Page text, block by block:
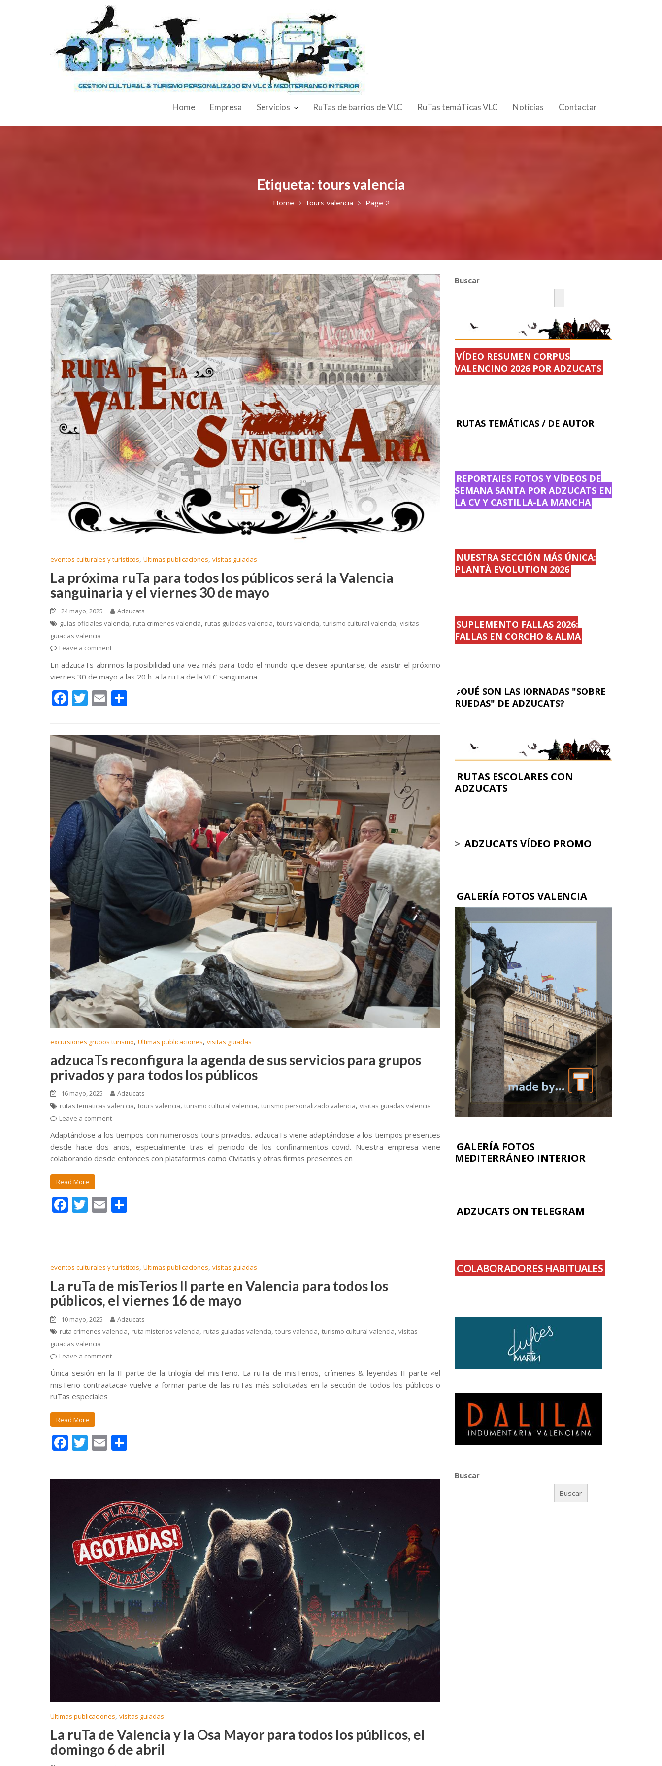
Home Empresa Servicios RuTas de barrios de VLC RuTas temáTicas VLC Noticias Contactar
Etiqueta: tours valencia
Home tours valencia Page 2
eventos culturales y turisticos, Ultimas publicaciones, visitas guiadas
La próxima ruTa para todos los públicos será la Valencia
sanguinaria y el viernes 30 de mayo
24 mayo, 2025
Adzucats
guias oficiales valencia, ruta crimenes valencia, rutas guiadas valencia, tours valencia, turismo cultural valencia, visitas
guiadas valencia
Leave a comment
En adzucaTs abrimos la posibilidad una vez más para todo el mundo que desee apuntarse, de asistir el próximo
viernes 30 de mayo a las 20 h. a la ruTa de la VLC sanguinaria.
F
e
b
o
k
T
itt
er
E
ai
l
m
p
ar
ti
r
excursiones grupos turismo, Ultimas publicaciones, visitas guiadas
adzucaTs reconfigura la agenda de sus servicios para grupos
privados y para todos los públicos
16 mayo, 2025
Adzucats
rutas tematicas valen cia, tours valencia, turismo cultural valencia, turismo personalizado valencia, visitas guiadas valencia
Leave a comment
Adaptándose a los tiempos con numerosos tours privados. adzucaTs viene adaptándose a los tiempos presentes
desde hace dos años, especialmente tras el periodo de los confinamientos covid. Nuestra empresa viene
colaborando desde entonces con plataformas como Civitatis y otras firmas presentes en
Read More
F
o
o
k
T E
ar
ti
r
eventos culturales y turisticos, Ultimas publicaciones, visitas guiadas
La ruTa de misTerios II parte en Valencia para todos los
públicos, el viernes 16 de mayo
10 mayo, 2025
Adzucats
ruta crimenes valencia, ruta misterios valencia, rutas guiadas valencia, tours valencia, turismo cultural valencia, visitas
guiadas valencia
Leave a comment
Única sesión en la II parte de la trilogía del misTerio. La ruTa de misTerios, crímenes & leyendas II parte «el
misTerio contraataca» vuelve a formar parte de las ruTas más solicitadas en la sección de todos los públicos o
ruTas especiales
Read More
F
e
k
T
itt
E
ai m
p
ar
ti
r
Ultimas publicaciones, visitas guiadas
La ruTa de Valencia y la Osa Mayor para todos los públicos, el
domingo 6 de abril
Buscar
VÍDEO RESUMEN CORPUS
VALENCINO 2026 POR ADZUCATS
RUTAS TEMÁTICAS / DE AUTOR
REPORTAJES FOTOS Y VÍDEOS DE
SEMANA SANTA POR ADZUCATS EN
LA CV Y CASTILLA-LA MANCHA
NUESTRA SECCIÓN MÁS ÚNICA:
PLANTÀ EVOLUTION 2026
SUPLEMENTO FALLAS 2026:
FALLAS EN CORCHO & ALMA
¿QUÉ SON LAS JORNADAS "SOBRE
RUEDAS" DE ADZUCATS?
RUTAS ESCOLARES CON
ADZUCATS
> ADZUCATS VÍDEO PROMO
GALERÍA FOTOS VALENCIA
GALERÍA FOTOS
MEDITERRÁNEO INTERIOR
ADZUCATS ON TELEGRAM
COLABORADORES HABITUALES
Buscar
Buscar